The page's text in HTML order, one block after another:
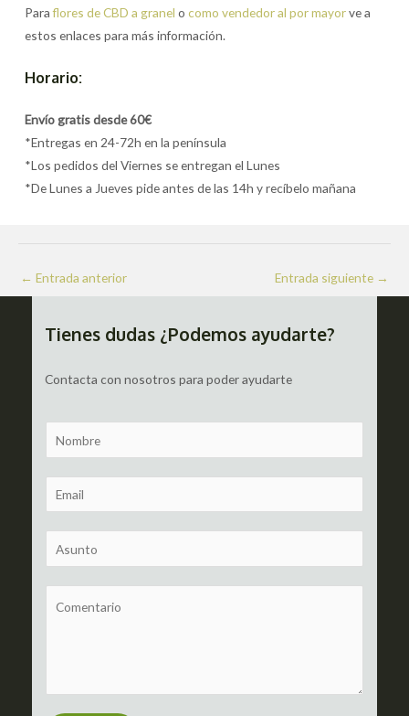
Paraflores de CBD a granel ocomo vendedor al por mayorve a
estos enlaces para más información.
Horario:
Envío gratis desde 60€
*Entregas en 24-72h en la península
*Los pedidos del Viernes se entregan el Lunes
*De Lunes a Jueves pide antes de las 14h y recíbelo mañana
Navegación
de
← Entrada anterior Entrada siguiente →
Tienes dudas ¿Podemos ayudarte?
Contacta con nosotros para poder ayudarte
a
m
m
a
u
b